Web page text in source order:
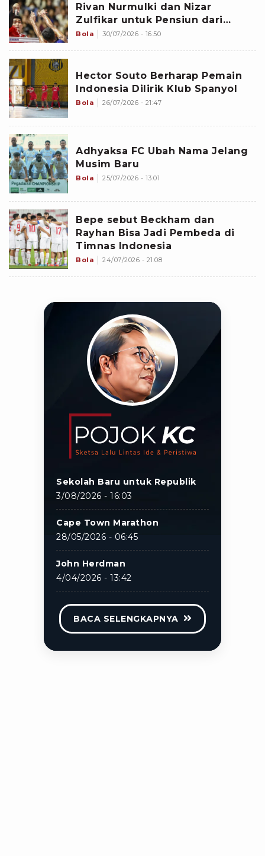
Rivan Nurmulki dan Nizar
Zulfikar untuk Pensiun dari
Timnas Voli Indonesia
Bola 30/07/2026 - 16:50
Hector Souto Berharap Pemain
Indonesia Dilirik Klub Spanyol
Bola 26/07/2026 - 21:47
Adhyaksa FC Ubah Nama Jelang
Musim Baru
Bola 25/07/2026 - 13:01
Bepe sebut Beckham dan
Rayhan Bisa Jadi Pembeda di
Timnas Indonesia
Bola 24/07/2026 - 21:08
Sekolah Baru untuk Republik
3/08/2026 - 16:03
Cape Town Marathon
28/05/2026 - 06:45
John Herdman
4/04/2026 - 13:42
BACA SELENGKAPNYA